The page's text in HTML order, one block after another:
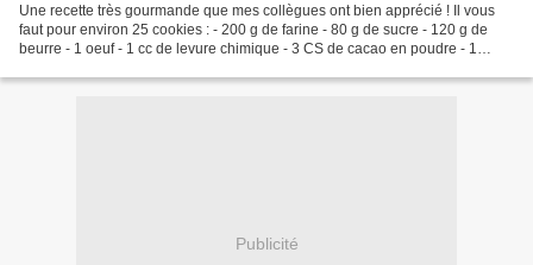
Une recette très gourmande que mes collègues ont bien apprécié ! Il vous
faut pour environ 25 cookies : - 200 g de farine - 80 g de sucre - 120 g de
beurre - 1 oeuf - 1 cc de levure chimique - 3 CS de cacao en poudre - 1
Publicité